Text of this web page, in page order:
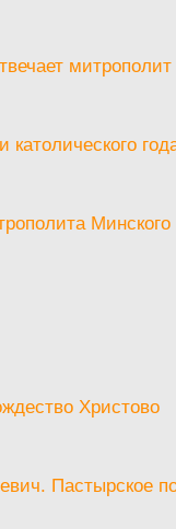
Минского
Христово
Пастырское